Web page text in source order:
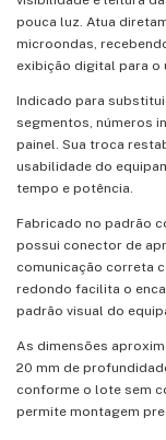
pouca luz. Atua
microondas,
exibição digital para o
Indicado para
segmentos, números
painel. Sua troca
usabilidade do
tempo e potência.
Fabricado no padrão
possui conector de
comunicação correta
redondo facilita o
padrão visual do
As dimensões
20 mm de
conforme o lote sem
permite montagem